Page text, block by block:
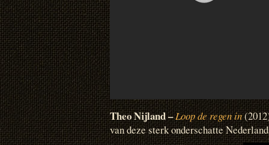
Theo Nijland –Loop de regen in
van deze sterk onderschatte